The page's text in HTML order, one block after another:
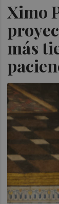
Ximo
más